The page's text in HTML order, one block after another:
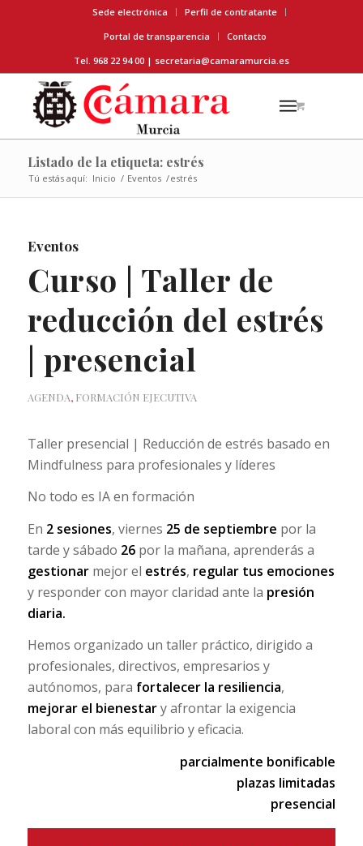
Sede electrónica
Perfil de contratante
Portal de transparencia
Contacto
Tel. 968 22 94 00 | secretaria@camaramurcia.es
Listado de la etiqueta: estrés
Tú estás aquí: Inicio / Eventos /estrés
Eventos
Curso | Taller de
reducción del estrés
| presencial
AGENDA, FORMACIÓN EJECUTIVA
Taller presencial | Reducción de estrés basado en
Mindfulness para profesionales y líderes
No todo es IA en formación
En 2 sesiones, viernes 25 de septiembre por la
tarde y sábado 26 por la mañana, aprenderás a
gestionarmejor el estrés, regular tus emociones
y responder con mayor claridad ante la presión
diaria.
Hemos organizado un taller práctico, dirigido a
profesionales, directivos, empresarios y
autónomos, para fortalecer la resiliencia,
mejorar el bienestary afrontar la exigencia
laboral con más equilibrio y eficacia.
parcialmente bonificable
plazas limitadas
presencial